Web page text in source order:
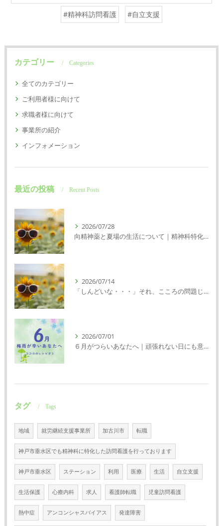
#精神科訪問看護 #自立支援
カテゴリー Categories
全てのカテゴリー
ご利用者様に向けて
求職者様に向けて
事業所の紹介
インフォメーション
最近の投稿 Recent Posts
2026/07/28
向精神薬と夏場の生活について｜精神科特化訪問看護ミント【明石市・神戸市垂水区・神戸市西区】
2026/07/14
「しんどいな・・・」それ、こころの問題じゃないかもしれません｜精神科特化訪問看護ミント【明石市・神戸市西区・垂水区】
2026/07/01
６月がつらいあなたへ｜頑張れない日にも意味がある
タグ Tags
地域 就労継続支援事業所 加古川市 転職
神戸市垂水区でも精神科に特化した訪問看護を行っております
神戸市垂水区 ステーション 利用 医療 生活 自立支援
生活保護 心療内科 求人 看護師転職 児童訪問看護
熱中症 アンコンシャスバイアス 発達障害